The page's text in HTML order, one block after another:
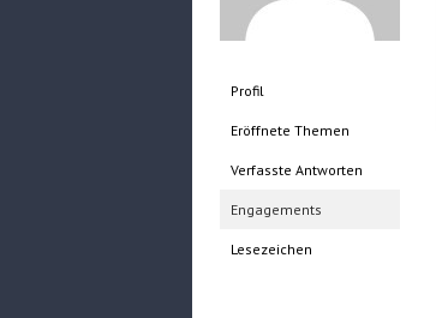
Profil
Eröffnete Themen
Verfasste Antworten
Engagements
Lesezeichen